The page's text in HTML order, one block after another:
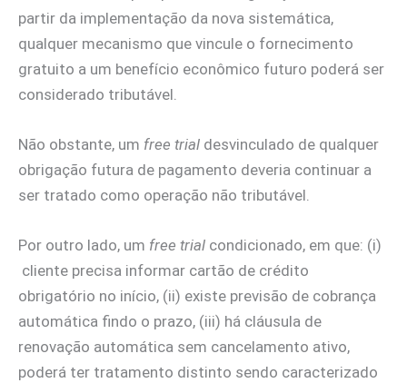
partir da implementação da nova sistemática,
qualquer mecanismo que vincule o fornecimento
gratuito a um benefício econômico futuro poderá ser
considerado tributável.
Não obstante, um free trial desvinculado de qualquer
obrigação futura de pagamento deveria continuar a
ser tratado como operação não tributável.
Por outro lado, um free trial condicionado, em que: (i)
cliente precisa informar cartão de crédito
obrigatório no início, (ii) existe previsão de cobrança
automática findo o prazo, (iii) há cláusula de
renovação automática sem cancelamento ativo,
poderá ter tratamento distinto sendo caracterizado